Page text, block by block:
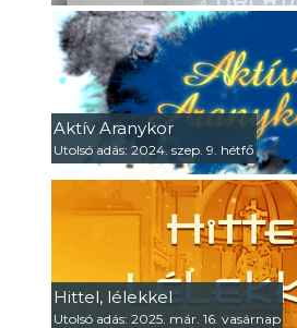
Aktív Aranykor
Utolsó adás: 2024. szep. 9. hétfő
Hittel, lélekkel
Utolsó adás: 2025. már. 16. vasárnap